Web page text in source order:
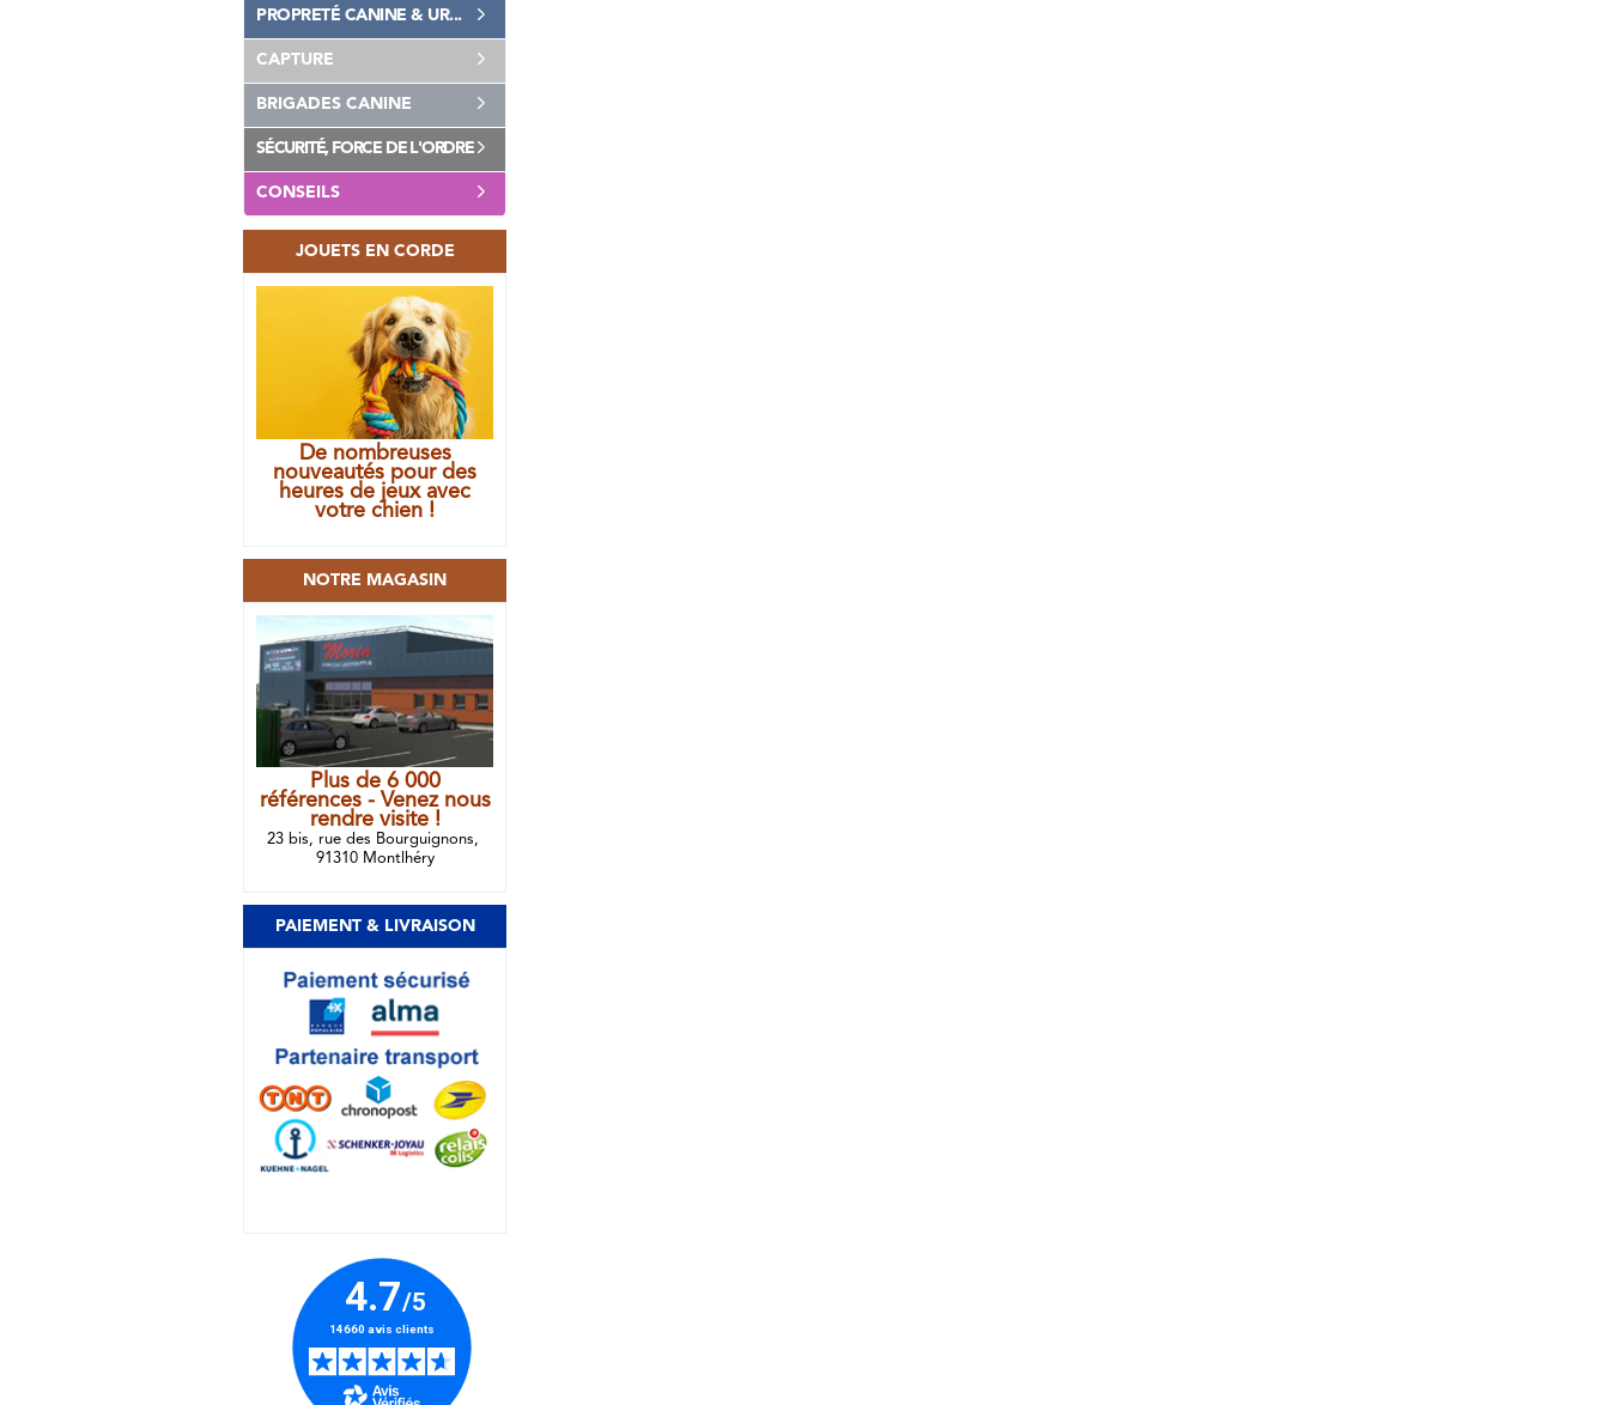
PROPRETÉ CANINE & UR...
CAPTURE
BRIGADES CANINE
SÉCURITÉ, FORCE DE L'ORDRE
CONSEILS
JOUETS EN CORDE
De nombreuses
nouveautés pour des
heures de jeux avec
votre chien !
NOTRE MAGASIN
Plus de 6 000
références - Venez nous
rendre visite !
23 bis, rue des Bourguignons,
91310 Montlhéry
PAIEMENT & LIVRAISON